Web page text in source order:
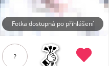
Fotka dostupná po přihlášení
?